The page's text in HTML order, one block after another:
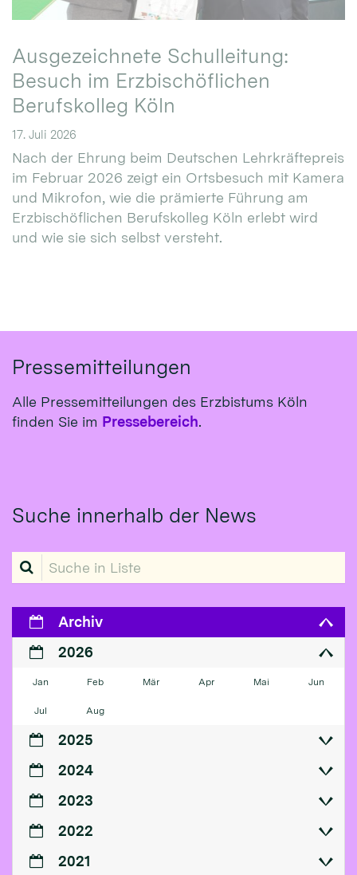
Ausgezeichnete Schulleitung:
Besuch im Erzbischöflichen
Berufskolleg Köln
17. Juli 2026
Nach der Ehrung beim Deutschen Lehrkräftepreis
im Februar 2026 zeigt ein Ortsbesuch mit Kamera
und Mikrofon, wie die prämierte Führung am
Erzbischöflichen Berufskolleg Köln erlebt wird
und wie sie sich selbst versteht.
Pressemitteilungen
Alle Pressemitteilungen des Erzbistums Köln
finden Sie im Pressebereich.
Suche innerhalb der News
Suche in Liste
Archiv
2026
Jan Feb Mär Apr Mai Jun
Jul Aug
2025
2024
2023
2022
2021